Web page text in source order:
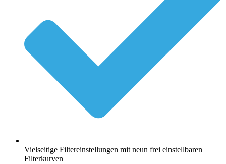
Vielseitige Filtereinstellungen mit neun frei einstellbaren
Filterkurven